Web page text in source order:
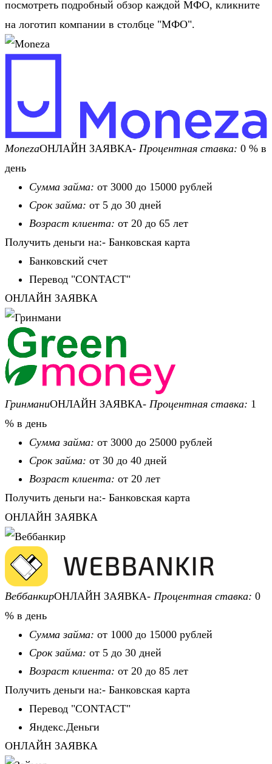
посмотреть подробный обзор каждой МФО, кликните
на логотип компании в столбце "МФО".
MonezaОНЛАЙН ЗАЯВКА- Процентная ставка: 0 % в
день
Сумма займа: от 3000 до 15000 рублей
Срок займа: от 5 до 30 дней
Возраст клиента: от 20 до 65 лет
Получить деньги на:- Банковская карта
Банковский счет
Перевод "CONTACT"
ОНЛАЙН ЗАЯВКА
ГринманиОНЛАЙН ЗАЯВКА- Процентная ставка: 1
% в день
Сумма займа: от 3000 до 25000 рублей
Срок займа: от 30 до 40 дней
Возраст клиента: от 20 лет
Получить деньги на:- Банковская карта
ОНЛАЙН ЗАЯВКА
ВеббанкирОНЛАЙН ЗАЯВКА- Процентная ставка: 0
% в день
Сумма займа: от 1000 до 15000 рублей
Срок займа: от 5 до 30 дней
Возраст клиента: от 20 до 85 лет
Получить деньги на:- Банковская карта
Перевод "CONTACT"
Яндекс.Деньги
ОНЛАЙН ЗАЯВКА